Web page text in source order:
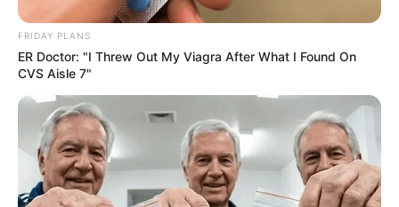
FRIDAY PLANS
ER Doctor: "I Threw Out My Viagra After What I Found On
CVS Aisle 7"